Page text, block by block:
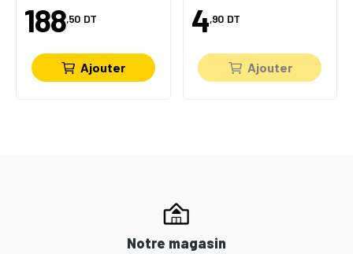
188,50 DT
Ajouter
4,90 DT
Ajouter
Notre magasin